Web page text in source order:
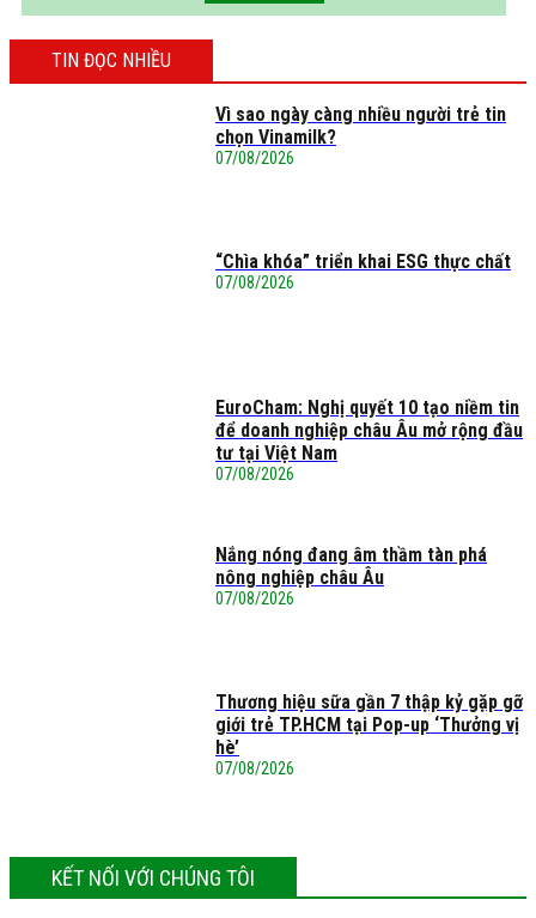
TIN ĐỌC NHIỀU
Vì sao ngày càng nhiều người trẻ tin
chọn Vinamilk?
07/08/2026
“Chìa khóa” triển khai ESG thực chất
07/08/2026
EuroCham: Nghị quyết 10 tạo niềm tin
để doanh nghiệp châu Âu mở rộng đầu
tư tại Việt Nam
07/08/2026
Nắng nóng đang âm thầm tàn phá
nông nghiệp châu Âu
07/08/2026
Thương hiệu sữa gần 7 thập kỷ gặp gỡ
giới trẻ TP.HCM tại Pop-up ‘Thưởng vị
hè’
07/08/2026
KẾT NỐI VỚI CHÚNG TÔI